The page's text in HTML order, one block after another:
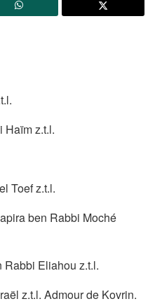
Haïm z.t.l.
Toef z.t.l.
ben Rabbi Moché
Eliahou z.t.l.
z.t.l. Admour de Kovrin.